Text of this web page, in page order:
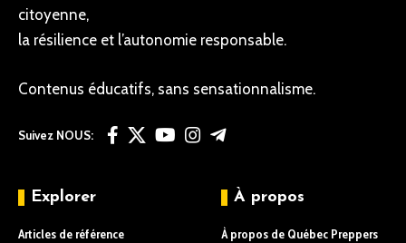
citoyenne,
la résilience et l’autonomie responsable.
Contenus éducatifs, sans sensationnalisme.
Suivez NOUS:
Explorer
Articles de référence
À propos
À propos de Québec Preppers